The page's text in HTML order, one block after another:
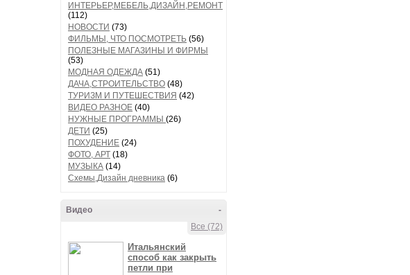
ИНТЕРЬЕР,МЕБЕЛЬ,ДИЗАЙН,РЕМОНТ
(112)
НОВОСТИ (73)
ФИЛЬМЫ, ЧТО ПОСМОТРЕТЬ (56)
ПОЛЕЗНЫЕ МАГАЗИНЫ И ФИРМЫ
(53)
МОДНАЯ ОДЕЖДА (51)
ДАЧА,СТРОИТЕЛЬСТВО (48)
ТУРИЗМ И ПУТЕШЕСТВИЯ (42)
ВИДЕО РАЗНОЕ (40)
НУЖНЫЕ ПРОГРАММЫ (26)
ДЕТИ (25)
ПОХУДЕНИЕ (24)
ФОТО, АРТ (18)
МУЗЫКА (14)
Схемы,Дизайн дневника (6)
-
Видео
Все (72)
Итальянский
способ как закрыть
петли при